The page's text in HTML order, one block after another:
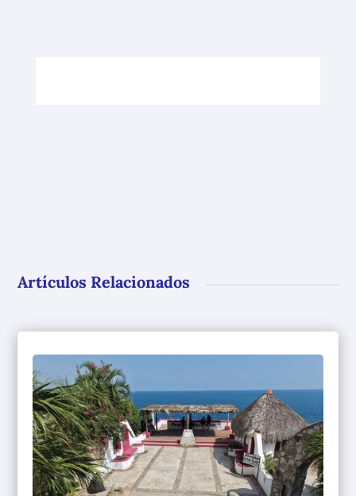
Artículos Relacionados